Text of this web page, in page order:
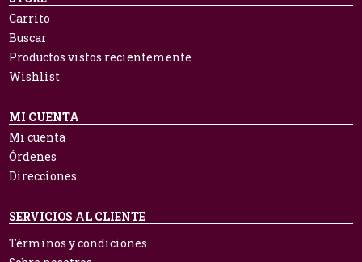
Carrito
Buscar
Productos vistos recientemente
Wishlist
MI CUENTA
Mi cuenta
Órdenes
Direcciones
SERVICIOS AL CLIENTE
Términos y condiciones